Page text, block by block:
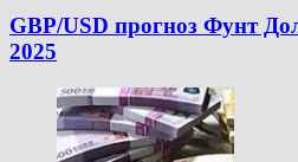
GBP/USD прогноз Фунт
2025